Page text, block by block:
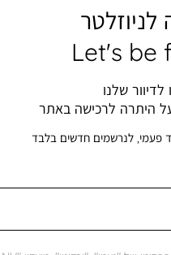
Let's be
שלנו
היתרה לרכישה באתר
פעמי, לנרשמים חדשים בלבד